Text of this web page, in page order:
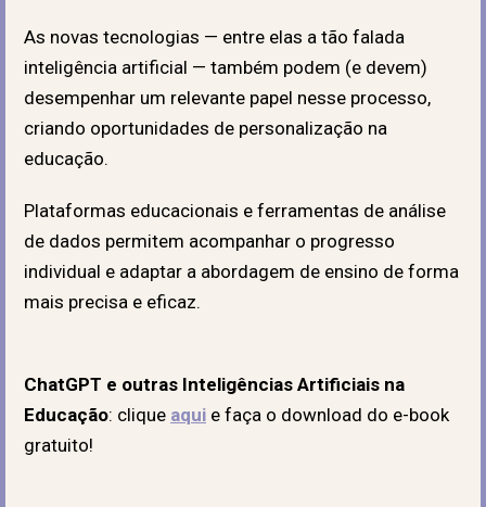
As novas tecnologias — entre elas a tão falada
inteligência artificial — também podem (e devem)
desempenhar um relevante papel nesse processo,
criando oportunidades de personalização na
educação.
Plataformas educacionais e ferramentas de análise
de dados permitem acompanhar o progresso
individual e adaptar a abordagem de ensino de forma
mais precisa e eficaz.
ChatGPT e outras Inteligências Artificiais na
Educação: clique aqui e faça o download do e-book
gratuito!